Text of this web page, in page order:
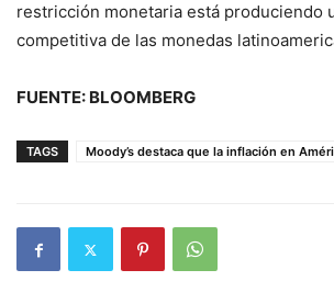
restricción monetaria está produciendo
competitiva de las monedas
FUENTE: BLOOMBERG
TAGS Moody’s destaca que la inflación en